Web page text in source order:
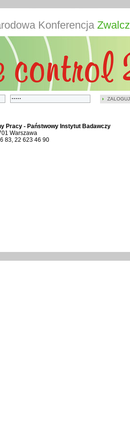
ZALOGUJ
Konferencja
Pracy - Państwowy Instytut Badawczy
Warszawa
83, 22 623 46 90